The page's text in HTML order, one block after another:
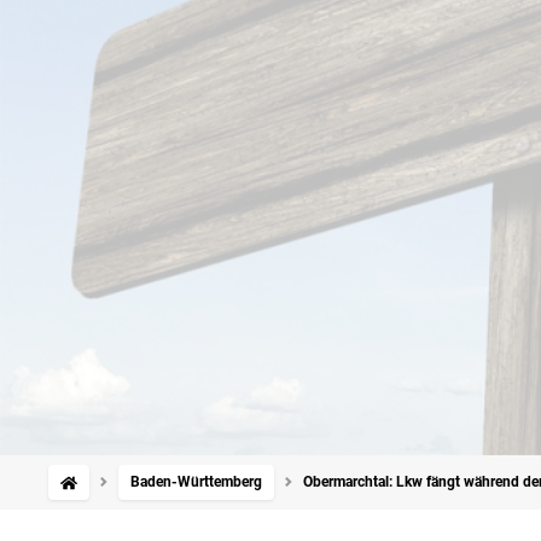
Baden-Württemberg Obermarchtal: Lkw fängt während